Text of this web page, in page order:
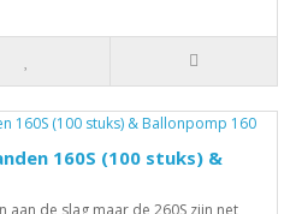
160S (100 stuks) &
de slag maar de 260S zijn net